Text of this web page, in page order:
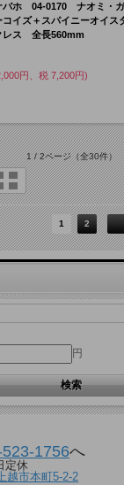
バホ 04-0170 ナオミ・
コイズ＋スパイニーオイ
レス 全長560mm
円、税 7,200円)
1 / 2ページ（全30件）
1 2
円
1756へ
定休
越市本町5-2-2